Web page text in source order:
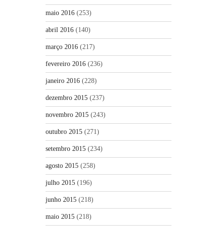
maio 2016 (253)
abril 2016 (140)
março 2016 (217)
fevereiro 2016 (236)
janeiro 2016 (228)
dezembro 2015 (237)
novembro 2015 (243)
outubro 2015 (271)
setembro 2015 (234)
agosto 2015 (258)
julho 2015 (196)
junho 2015 (218)
maio 2015 (218)